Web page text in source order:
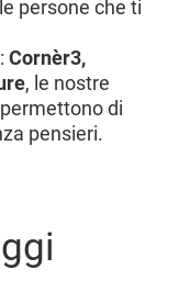
persone che ti
Cornèr3,
, le nostre
di
pensieri.